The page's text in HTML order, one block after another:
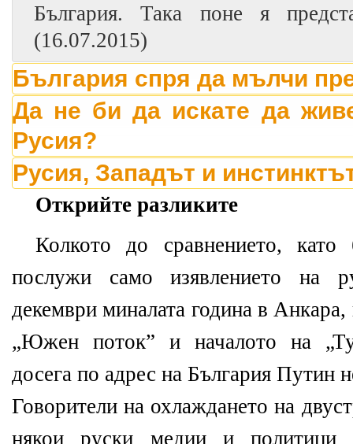
България. Така поне я
(16.07.2015)
България спря да мълчи
Да не би да искате да
Русия?
Русия, Западът и
Открийте разликите
Колкото до сравнението,
послужи само изявлението на
декември миналата година в Анкара,
„Южен поток” и началото на
досега по адрес на България Путин
Говорители на охлаждането на
някои руски медии и